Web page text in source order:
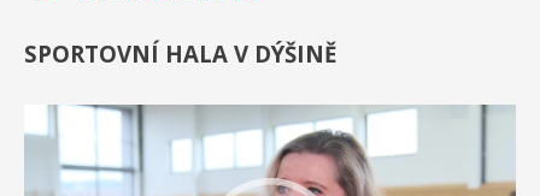
SPORTOVNÍ HALA V DÝŠINĚ